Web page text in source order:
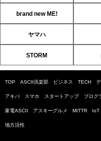
brand new ME!
ヤマハ
STORM
TOP ASCII倶楽部 ビジネス TECH
アキバ スマホ スタートアップ プログ
家電ASCII アスキーグルメ MITTR IoT
地方活性